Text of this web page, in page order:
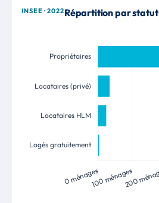
INSEE · 2022Répartition par statut